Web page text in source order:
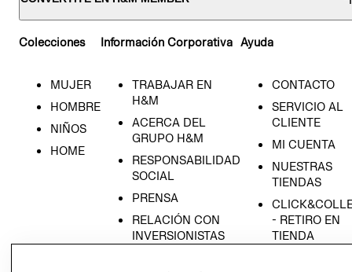
Colecciones
MUJER
HOMBRE
NIÑOS
HOME
Información Corporativa
TRABAJAR EN
H&M
ACERCA DEL
GRUPO H&M
RESPONSABILIDAD
SOCIAL
PRENSA
RELACIÓN CON
INVERSIONISTAS
Ayuda
CONTACTO
SERVICIO AL
CLIENTE
MI CUENTA
NUESTRAS
TIENDAS
- RETIRO EN
TIENDA